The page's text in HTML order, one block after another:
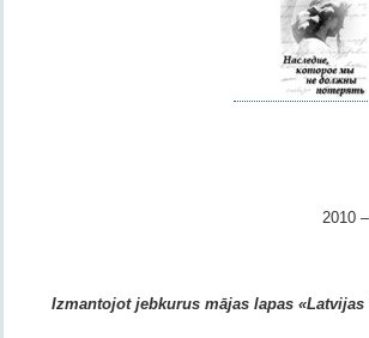
2010 –
Izmantojot jebkurus mājas lapas